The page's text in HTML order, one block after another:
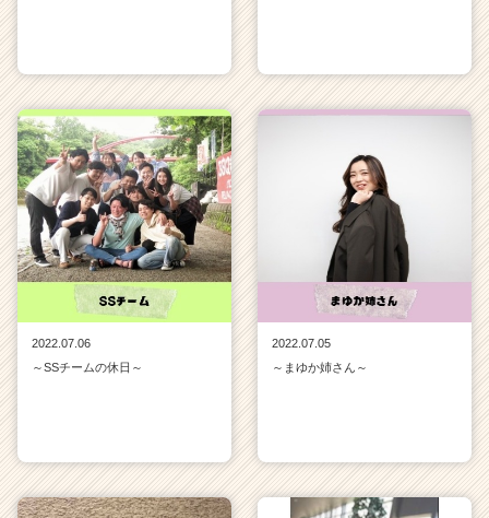
2022.07.06
～SSチームの休日～
2022.07.05
～まゆか姉さん～